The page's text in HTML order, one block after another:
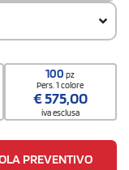
100pz
Pers. 1 colore
€575,00
iva esclusa
PREVENTIVO